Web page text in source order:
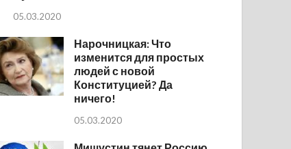
05.03.2020
Нарочницкая: Что
изменится для простых
людей с новой
Конституцией? Да
ничего!
05.03.2020